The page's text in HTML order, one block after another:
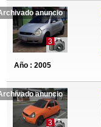
anuncio
3
Año : 2005
anuncio
3